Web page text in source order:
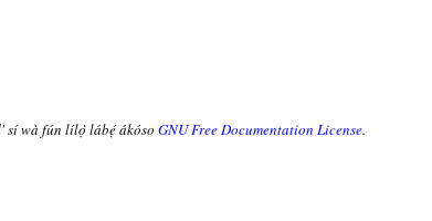
wà fún lílọ̀ lábẹ́ ákóso GNU Free Documentation License.